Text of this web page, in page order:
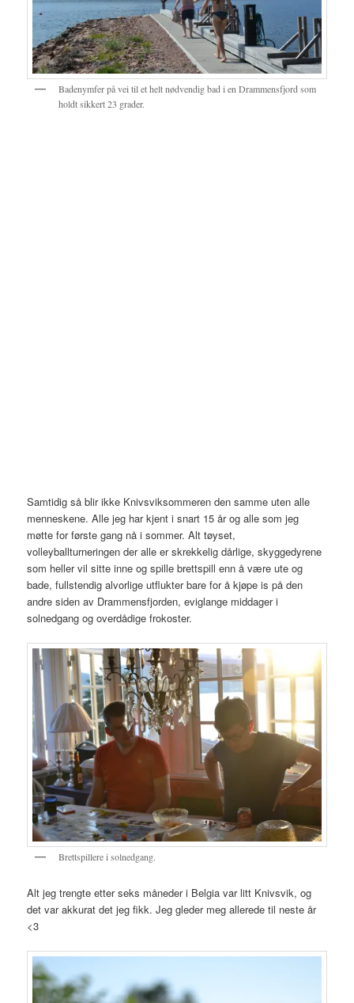
Badenymfer på vei til et helt nødvendig bad i en Drammensfjord som
holdt sikkert 23 grader.
Samtidig så blir ikke Knivsviksommeren den samme uten alle
menneskene. Alle jeg har kjent i snart 15 år og alle som jeg
møtte for første gang nå i sommer. Alt tøyset,
volleyballturneringen der alle er skrekkelig dårlige, skyggedyrene
som heller vil sitte inne og spille brettspill enn å være ute og
bade, fullstendig alvorlige utflukter bare for å kjøpe is på den
andre siden av Drammensfjorden, eviglange middager i
solnedgang og overdådige frokoster.
Brettspillere i solnedgang.
Alt jeg trengte etter seks måneder i Belgia var litt Knivsvik, og
det var akkurat det jeg fikk. Jeg gleder meg allerede til neste år
<3